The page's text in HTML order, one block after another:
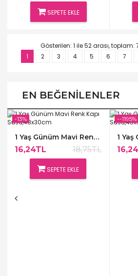
SEPETE EKLE
Gösterilen: 1 ile 52 arası, toplam:
1
2 3 4 5 6 7
EN BEĞENILENLER
-13%
1 Yaş Günüm Mavi Renk Kapı Süsü,48x30cm
16,24TL 18,75TL
SEPETE EKLE
--1195%